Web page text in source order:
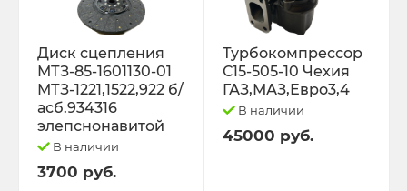
Диск сцепления
МТЗ-85-1601130-01
МТЗ-1221,1522,922 б/
асб.934316
элепснонавитой
В наличии
3700 руб.
Турбокомпрессор
С15-505-10 Чехия
ГАЗ,МАЗ,Евро3,4
В наличии
45000 руб.